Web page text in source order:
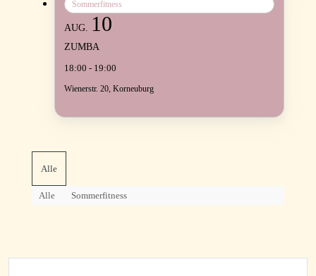
Alle
Alle Sommerfitness
Sommerfitness
AUG. 10
ZUMBA
18:00 - 19:00
Wienerstr. 20, Korneuburg